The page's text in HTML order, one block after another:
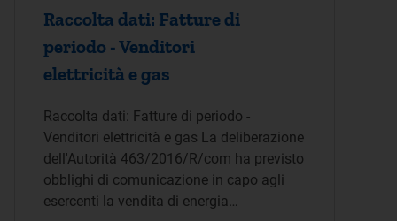
Raccolta dati: Fatture di
periodo - Venditori
elettricità e gas
Raccolta dati: Fatture di periodo -
Venditori elettricità e gas La deliberazione
dell'Autorità 463/2016/R/com ha previsto
obblighi di comunicazione in capo agli
esercenti la vendita di energia…